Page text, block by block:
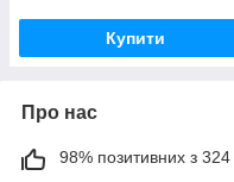
Купити
Про нас
98% позитивних з 324